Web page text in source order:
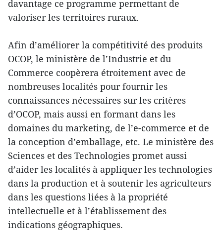
davantage ce programme permettant de
valoriser les territoires ruraux.
Afin d’améliorer la compétitivité des produits
OCOP, le ministère de l’Industrie et du
Commerce coopèrera étroitement avec de
nombreuses localités pour fournir les
connaissances nécessaires sur les critères
d’OCOP, mais aussi en formant dans les
domaines du marketing, de l’e-commerce et de
la conception d’emballage, etc. Le ministère des
Sciences et des Technologies promet aussi
d’aider les localités à appliquer les technologies
dans la production et à soutenir les agriculteurs
dans les questions liées à la propriété
intellectuelle et à l’établissement des
indications géographiques.